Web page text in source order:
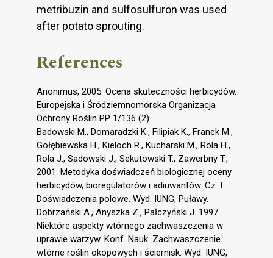
metribuzin and sulfosulfuron was used
after potato sprouting.
References
Anonimus, 2005. Ocena skuteczności herbicydów.
Europejska i Śródziemnomorska Organizacja
Ochrony Roślin PP 1/136 (2).
Badowski M., Domaradzki K., Filipiak K., Franek M.,
Gołębiewska H., Kieloch R., Kucharski M., Rola H.,
Rola J., Sadowski J., Sekutowski T., Zawerbny T.,
2001. Metodyka doświadczeń biologicznej oceny
herbicydów, bioregulatorów i adiuwantów. Cz. I.
Doświadczenia polowe. Wyd. IUNG, Puławy.
Dobrzański A., Anyszka Z., Pałczyński J. 1997.
Niektóre aspekty wtórnego zachwaszczenia w
uprawie warzyw. Konf. Nauk. Zachwaszczenie
wtórne roślin okopowych i ściernisk. Wyd. IUNG,